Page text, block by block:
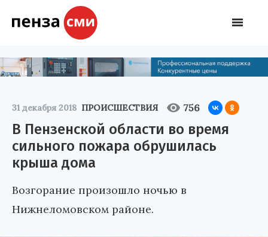
31 декабря 2018 ПРОИСШЕСТВИЯ 756
В Пензенской области во время
сильного пожара обрушилась
крыша дома
Возгорание произошло ночью в
Нижнеломовском районе.